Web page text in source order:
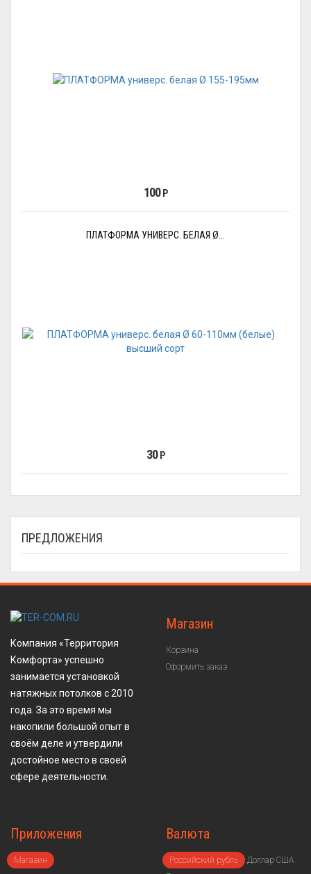
ПРЕДЛОЖЕНИЯ
100 Р
ПЛАТФОРМА УНИВЕРС. БЕЛАЯ Ø...
30 Р
Компания «Территория
Комфорта» успешно
занимается установкой
натяжных потолков с 2010
года. За это время мы
накопили большой опыт в
своём деле и утвердили
достойное место в своей
сфере деятельности.
Магазин
Корзина
Оформить заказ
Приложения
Магазин
Валюта
Российский рубль
Доллар США